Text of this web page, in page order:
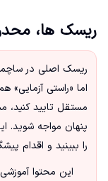
ریسک ها،
ریسک اصلی در
اما «راستی آزمایی»
مستقل تایید کنید،
پنهان مواجه
را ببینید و اقدام
این محتوا